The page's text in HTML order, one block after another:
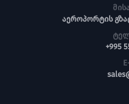
აეროპორტის
+995